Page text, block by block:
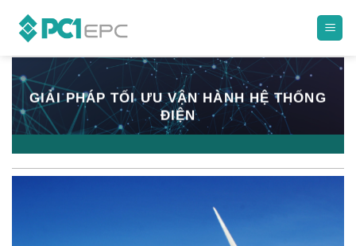
GIẢI PHÁP TỐI ƯU VẬN HÀNH HỆ THỐNG
ĐIỆN